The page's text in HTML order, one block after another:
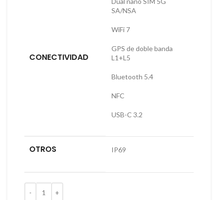
CONECTIVIDAD
SA/NSA
WiFi 7
GPS de doble banda
L1+L5
Bluetooth 5.4
NFC
USB-C 3.2
OTROS IP69